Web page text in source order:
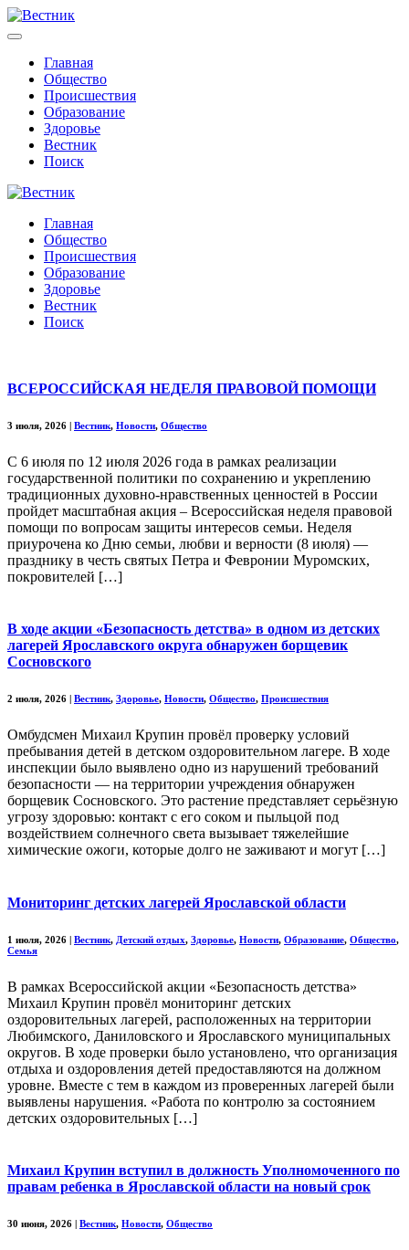
Главная
Общество
Происшествия
Образование
Здоровье
Вестник
Поиск
Главная
Общество
Происшествия
Образование
Здоровье
Вестник
Поиск
ВСЕРОССИЙСКАЯ НЕДЕЛЯ ПРАВОВОЙ ПОМОЩИ
3 июля, 2026 Вестник, Новости, Общество
С 6 июля по 12 июля 2026 года в рамках реализации
государственной политики по сохранению и укреплению
традиционных духовно-нравственных ценностей в России
пройдет масштабная акция – Всероссийская неделя правовой
помощи по вопросам защиты интересов семьи. Неделя
приурочена ко Дню семьи, любви и верности (8 июля) —
празднику в честь святых Петра и Февронии Муромских,
покровителей […]
В ходе акции «Безопасность детства» в одном из детских
лагерей Ярославского округа обнаружен борщевик
Сосновского
2 июля, 2026 Вестник, Здоровье, Новости, Общество, Происшествия
Омбудсмен Михаил Крупин провёл проверку условий
пребывания детей в детском оздоровительном лагере. В ходе
инспекции было выявлено одно из нарушений требований
безопасности — на территории учреждения обнаружен
борщевик Сосновского. Это растение представляет серьёзную
угрозу здоровью: контакт с его соком и пыльцой под
воздействием солнечного света вызывает тяжелейшие
химические ожоги, которые долго не заживают и могут […]
Мониторинг детских лагерей Ярославской области
1 июля, 2026 | Вестник, Детский отдых, Здоровье, Новости, Образование, Общество,
Семья
В рамках Всероссийской акции «Безопасность детства»
Михаил Крупин провёл мониторинг детских
оздоровительных лагерей, расположенных на территории
Любимского, Даниловского и Ярославского муниципальных
округов. В ходе проверки было установлено, что организация
отдыха и оздоровления детей предоставляются на должном
уровне. Вместе с тем в каждом из проверенных лагерей были
выявлены нарушения. «Работа по контролю за состоянием
детских оздоровительных […]
Михаил Крупин вступил в должность Уполномоченного по
правам ребенка в Ярославской области на новый срок
30 июня, 2026 | Вестник, Новости, Общество